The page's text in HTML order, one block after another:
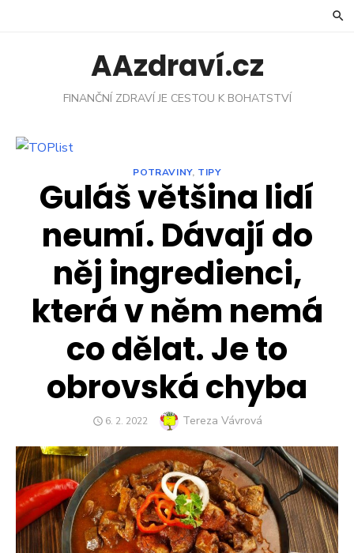
AAzdraví.cz
FINANČNÍ ZDRAVÍ JE CESTOU K BOHATSTVÍ
POTRAVINY, TIPY
Guláš většina lidí
neumí. Dávají do
něj ingredienci,
která v něm nemá
co dělat. Je to
obrovská chyba
POSTED
6. 2. 2022 Author
Tereza Vávrová